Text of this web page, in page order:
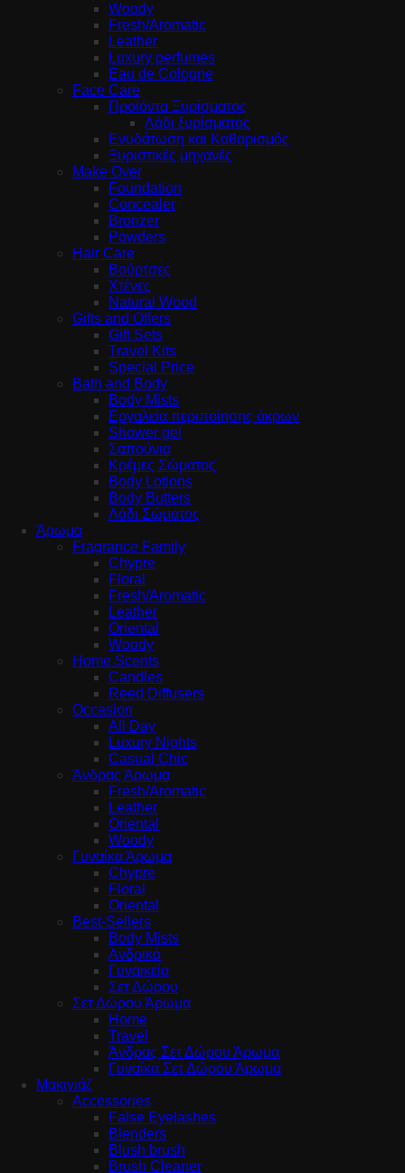
Woody
Fresh/Aromatic
Leather
Luxury perfumes
Eau de Cologne
Face Care
Προϊόντα Ξυρίσματος
Λάδι ξυρίσματος
Ενυδάτωση και Καθαρισμός
Ξυριστικές μηχανές
Make Over
Foundation
Concealer
Bronzer
Powders
Hair Care
Βούρτσες
Χτένες
Natural Wood
Gifts and Offers
Gift Sets
Travel Kits
Special Price
Bath and Body
Body Mists
Εργαλεία περιποίησης άκρων
Shower gel
Σαπούνια
Κρέμες Σώματος
Body Lotions
Body Butters
Λάδι Σώματος
Άρωμα
Fragrance Family
Chypre
Floral
Fresh/Aromatic
Leather
Oriental
Woody
Home Scents
Candles
Reed Diffusers
Occasion
All Day
Luxury Nights
Casual Chic
Άνδρας Άρωμα
Fresh/Aromatic
Leather
Oriental
Woody
Γυναίκα Άρωμα
Chypre
Floral
Oriental
Best-Sellers
Body Mists
Ανδρικά
Γυναικεία
Σετ Δώρου
Σετ Δώρου Άρωμα
Home
Travel
Άνδρας Σετ Δώρου Άρωμα
Γυναίκα Σετ Δώρου Άρωμα
Μακιγιάζ
Accessories
False Eyelashes
Blenders
Blush brush
Brush Cleaner